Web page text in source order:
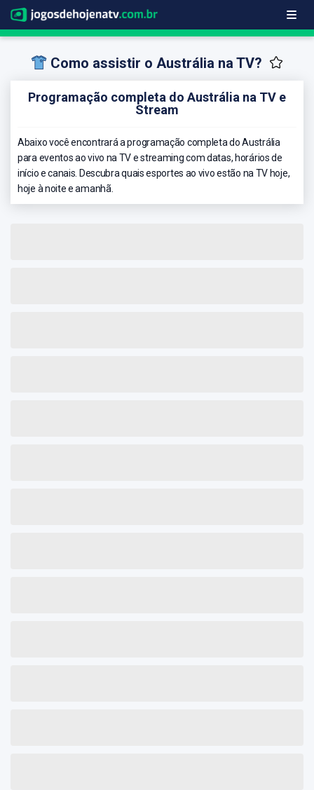
Como assistir o Austrália na TV?
Programação completa do Austrália na TV e
Stream
Abaixo você encontrará a programação completa do Austrália
para eventos ao vivo na TV e streaming com datas, horários de
início e canais. Descubra quais esportes ao vivo estão na TV hoje,
hoje à noite e amanhã.